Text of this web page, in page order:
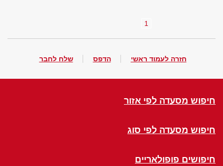
1
חזרה לעמוד ראשי הדפס שלח לחבר
חיפוש מסעדה לפי אזור
חיפוש מסעדה לפי סוג
חיפושים פופולאריים